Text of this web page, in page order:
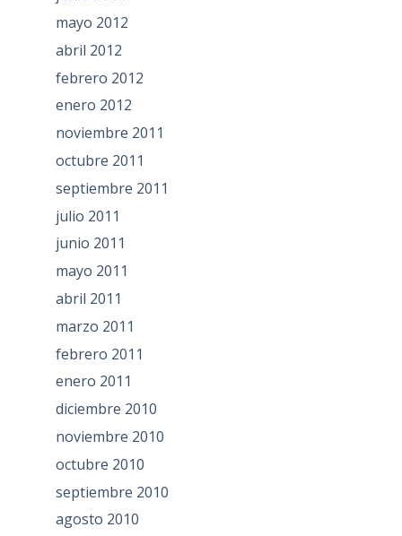
mayo 2012
abril 2012
febrero 2012
enero 2012
noviembre 2011
octubre 2011
septiembre 2011
julio 2011
junio 2011
mayo 2011
abril 2011
marzo 2011
febrero 2011
enero 2011
diciembre 2010
noviembre 2010
octubre 2010
septiembre 2010
agosto 2010